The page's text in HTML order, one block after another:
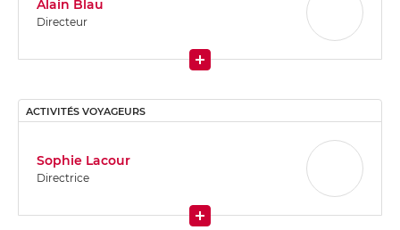
Alain Blau
Directeur
More
ACTIVITÉS VOYAGEURS
Sophie Lacour
Directrice
More